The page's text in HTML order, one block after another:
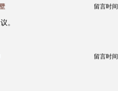
留言时
。
留言时